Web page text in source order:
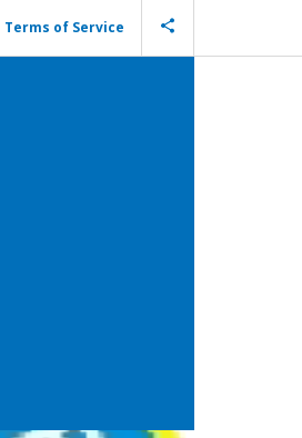
Terms of Service